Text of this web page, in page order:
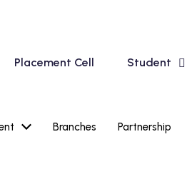
Placement Cell Student
Branches Partnership